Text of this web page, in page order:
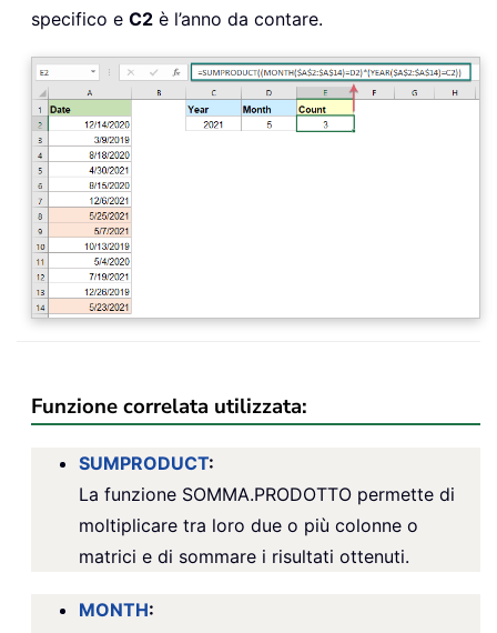
specifico e C2 è l’anno da contare.
Funzione correlata utilizzata:
SUMPRODUCT:
La funzione SOMMA.PRODOTTO permette di
moltiplicare tra loro due o più colonne o
matrici e di sommare i risultati ottenuti.
MONTH: